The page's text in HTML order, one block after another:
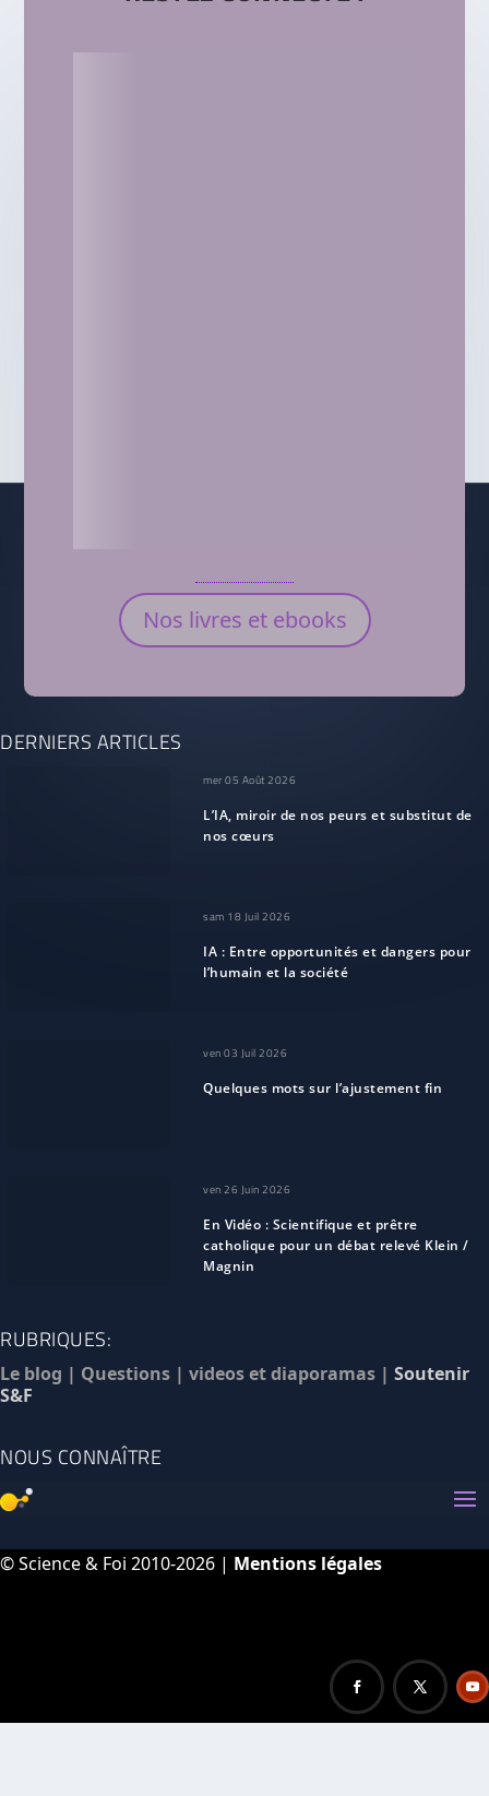
Nos livres et ebooks
DERNIERS ARTICLES
mer 05 Août 2026
L’IA, miroir de nos peurs et substitut de
nos cœurs
sam 18 Juil 2026
IA : Entre opportunités et dangers pour
l’humain et la société
ven 03 Juil 2026
Quelques mots sur l’ajustement fin
ven 26 Juin 2026
En Vidéo : Scientifique et prêtre
catholique pour un débat relevé Klein /
Magnin
RUBRIQUES:
Le blog | Questions | videos et diaporamas | Soutenir
S&F
NOUS CONNAÎTRE
© Science & Foi 2010-2026 | Mentions légales